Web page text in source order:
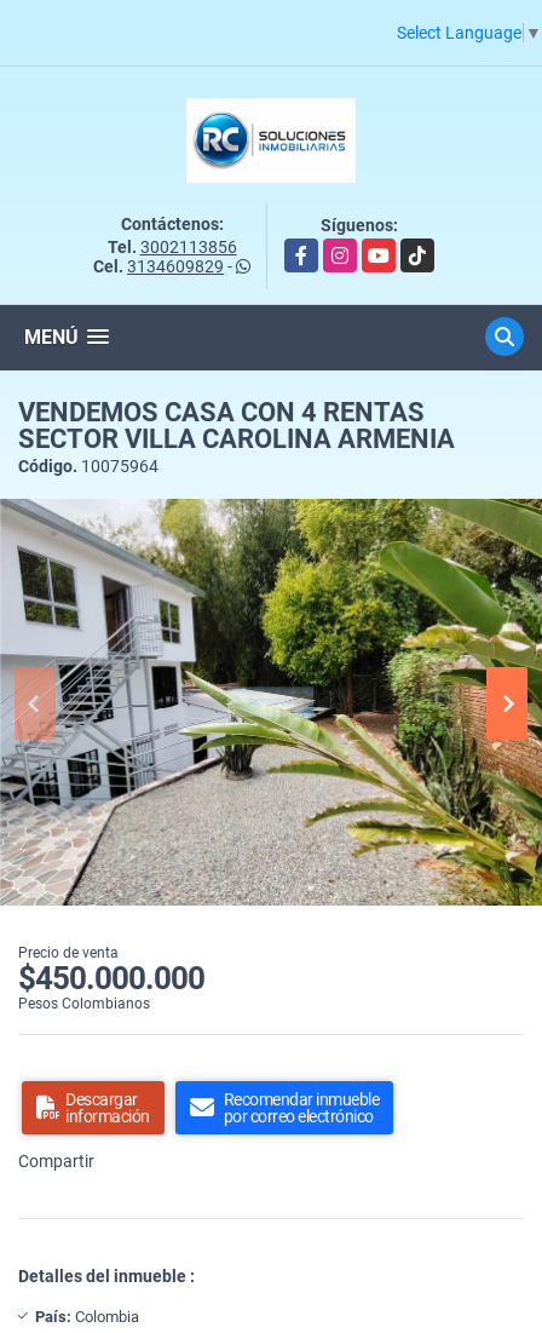
Select Language ▼
Contáctenos:
Tel. 3002113856
Cel. 3134609829 -
Síguenos:
FacebookInstagramYouTubeTikTok
MENÚ
VENDEMOS CASA CON 4 RENTAS
SECTOR VILLA CAROLINA ARMENIA
Código. 10075964
Precio de venta
$450.000.000
Pesos Colombianos
Descargar
información
Recomendar inmueble
por correo electrónico
Compartir
Detalles del inmueble :
País: Colombia